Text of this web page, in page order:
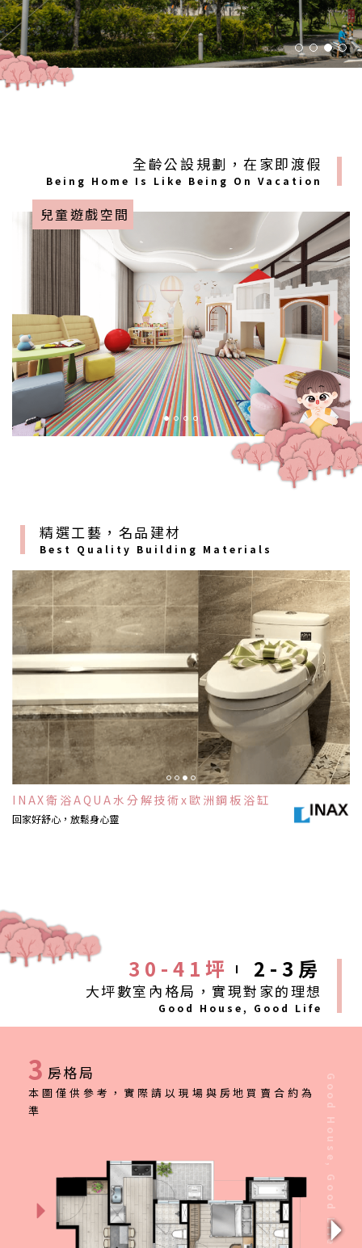
全齡公設規劃，在家即渡假
Being Home Is Like Being On Vacation
兒童遊戲空間
精選工藝，名品建材
Best Quality Building Materials
耶魯三合一電子鎖x防火防煙x南亞SMC慶祥門​
安全住宅，住的安心​
30-41坪 2-3房
大坪數室內格局，實現對家的理想
Good House, Good Life
3 房格局
本圖僅供參考，實際請以現場與房地買賣合約為
準
Good House, Good Life